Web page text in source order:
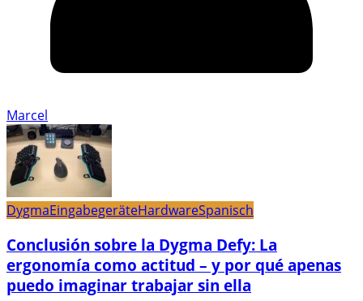
Marcel
DygmaEingabegeräteHardwareSpanisch
Conclusión sobre la Dygma Defy: La
ergonomía como actitud – y por qué apenas
puedo imaginar trabajar sin ella